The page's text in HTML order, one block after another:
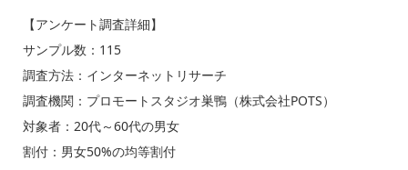
【アンケート調査詳細】
サンプル数：115
調査方法：インターネットリサーチ
調査機関：プロモートスタジオ巣鴨（株式会社POTS）
対象者：20代～60代の男女
割付：男女50%の均等割付